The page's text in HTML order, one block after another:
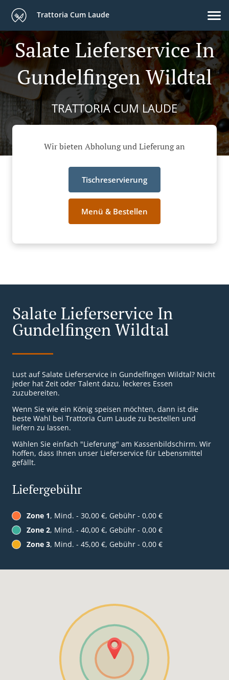
Trattoria Cum Laude
Salate Lieferservice In
Gundelfingen Wildtal
TRATTORIA CUM LAUDE
Wir bieten Abholung und Lieferung an
Tischreservierung
Menü & Bestellen
Salate Lieferservice In
Gundelfingen Wildtal
Lust auf Salate Lieferservice in Gundelfingen Wildtal? Nicht
jeder hat Zeit oder Talent dazu, leckeres Essen
zuzubereiten.
Wenn Sie wie ein König speisen möchten, dann ist die
beste Wahl bei Trattoria Cum Laude zu bestellen und
liefern zu lassen.
Wählen Sie einfach "Lieferung" am Kassenbildschirm. Wir
hoffen, dass Ihnen unser Lieferservice für Lebensmittel
gefällt.
Liefergebühr
Zone 1, Mind. - 30,00 €, Gebühr - 0,00 €
Zone 2, Mind. - 40,00 €, Gebühr - 0,00 €
Zone 3, Mind. - 45,00 €, Gebühr - 0,00 €